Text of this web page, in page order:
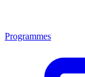
Programmes